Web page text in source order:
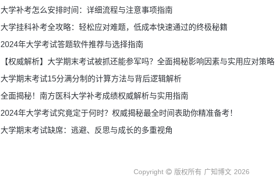
大学补考怎么安排时间：详细流程与注意事项指南
大学挂科补考全攻略：轻松应对难题，低成本快速通过的终极秘籍
2024年大学考试答题软件推荐与选择指南
【权威解析】大学期末考试被抓还能参军吗？全面揭秘影响因素与实用应对策略
大学期末考试15分满分制的计算方法与背后逻辑解析
全面揭秘！南方医科大学补考成绩权威解析与实用指南
2024年大学考试究竟定于何时？权威揭秘最全时间表助你精准备考！
大学期末考试缺席：逃避、反思与成长的多重视角
Copyright 版权所有 广知博文 2026